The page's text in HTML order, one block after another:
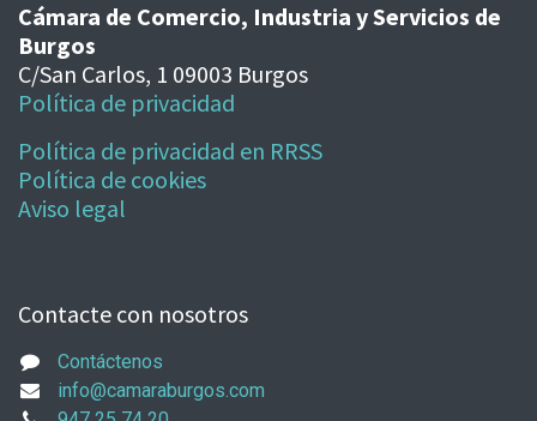
Cámara de Comercio, Industria y Servicios de
Burgos
C/San Carlos, 1 09003 Burgos
Política de privacidad
Política de privacidad en RRSS
Política de cookies
Aviso legal
Contacte con nosotros
Contáctenos
info@camaraburgos.com